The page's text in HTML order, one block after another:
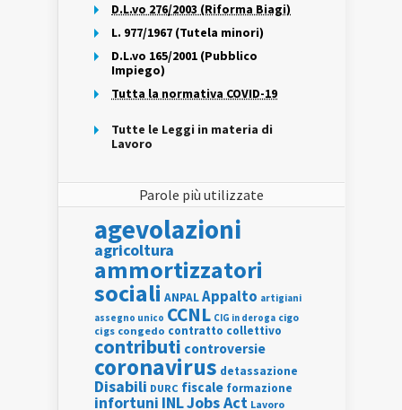
D.L.vo 276/2003 (Riforma Biagi)
L. 977/1967 (Tutela minori)
D.L.vo 165/2001 (Pubblico
Impiego)
Tutta la normativa COVID-19
Tutte le Leggi in materia di
Lavoro
Parole più utilizzate
agevolazioni
agricoltura
ammortizzatori
sociali ANPALAppalto artigiani
assegno unico CCNL CIG in deroga cigo
cigs congedo contratto collettivo
contributi controversie
coronavirus detassazione
Disabili DURC fiscale formazione
infortuni INLJobs Act Lavoro